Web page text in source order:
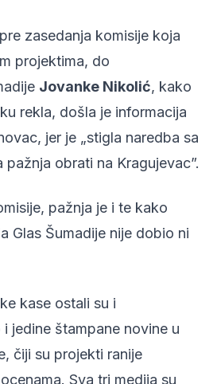
zasedanja komisije koja
projektima, do
Jovanke Nikolić, kako
rekla, došla je informacija
jer je „stigla naredba sa
obrati na Kragujevac”.
pažnja je i te kako
Glas Šumadije nije dobio ni
kase ostali su i
i jedine štampane novine u
čiji su projekti ranije
Sva tri medija su